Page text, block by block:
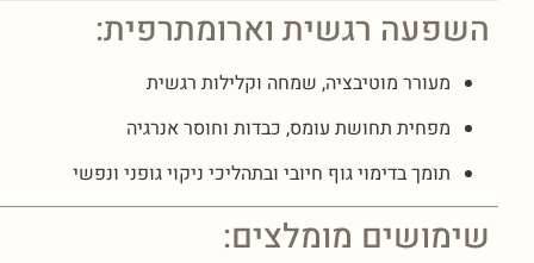
השפעה רגשית וארומתרפית:
מעורר מוטיבציה, שמחה וקלילות רגשית
מפחית תחושת עומס, כבדות וחוסר אנרגיה
תומך בדימוי גוף חיובי ובתהליכי ניקוי גופני ונפשי
שימושים מומלצים: